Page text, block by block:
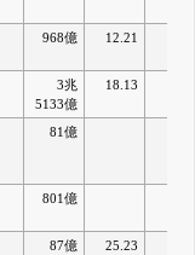
968億 12.21
3兆
5133億
18.13
81億
801億
87億 25.23